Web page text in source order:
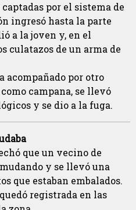
por el sistema de
ingresó hasta la parte
a la joven y, en el
culatazos de un arma de
acompañado por otro
campana, se llevó
y se dio a la fuga.
que un vecino de
y se llevó una
que estaban embalados.
registrada en las